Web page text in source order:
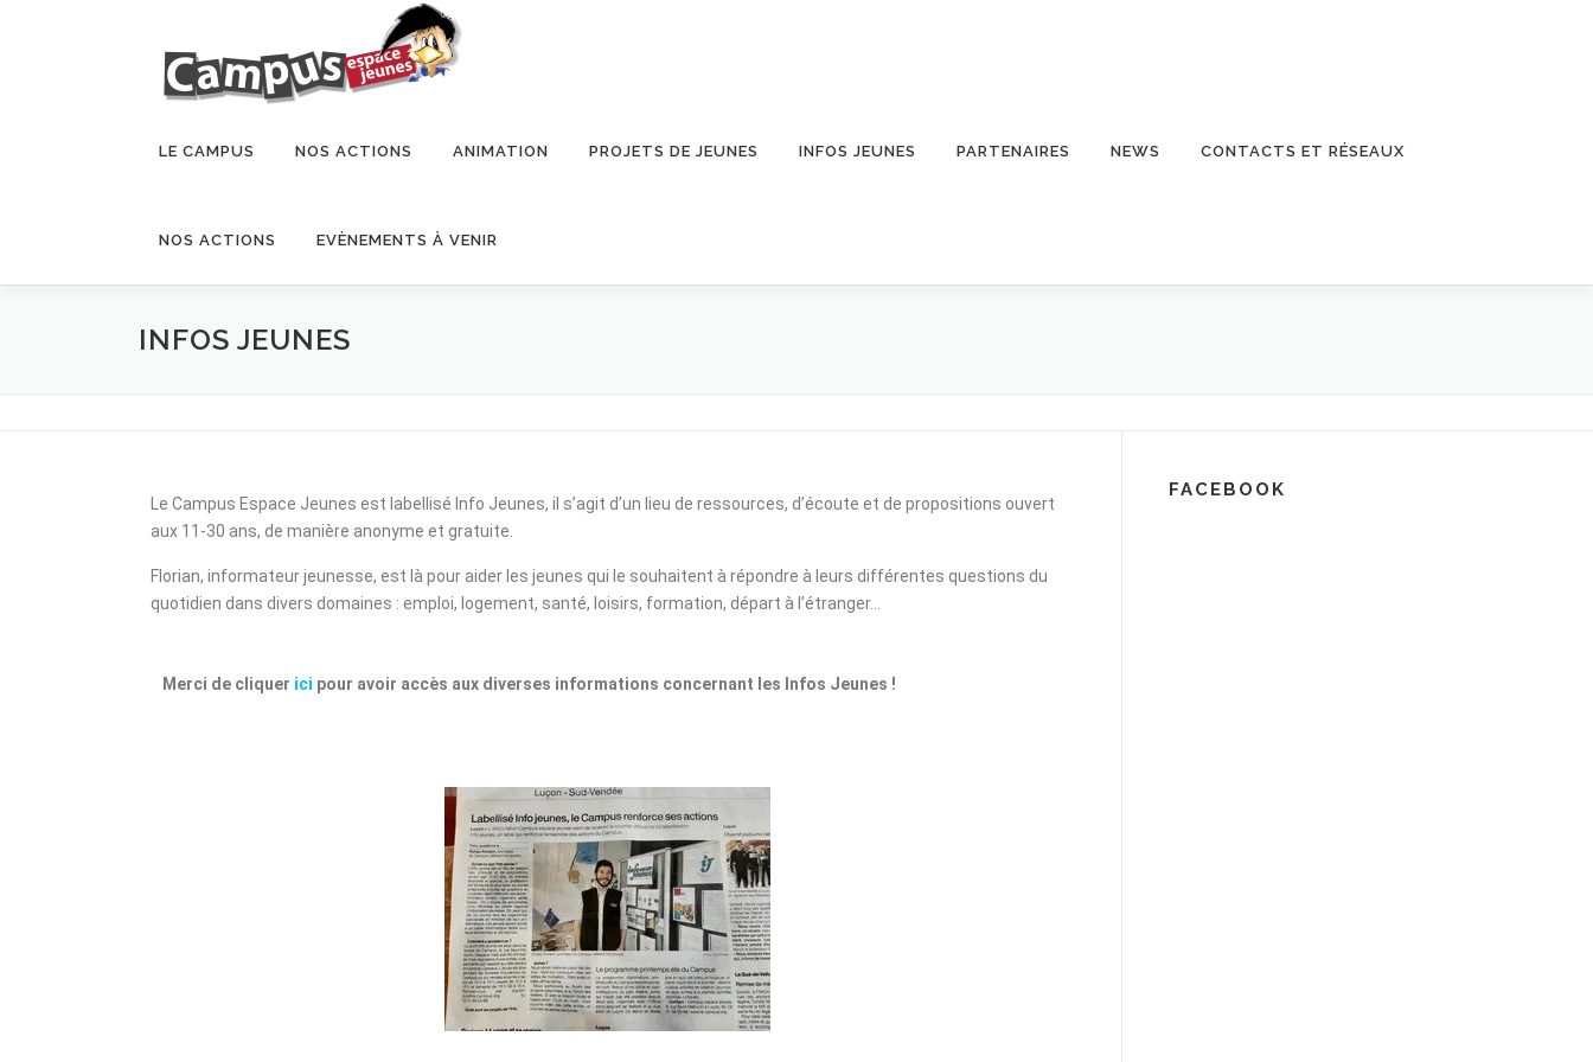
LE CAMPUS NOS ACTIONS ANIMATION PROJETS DE JEUNES INFOS JEUNES PARTENAIRES NEWS CONTACTS ET RÉSEAUX
NOS ACTIONS EVÈNEMENTS À VENIR
INFOS JEUNES
Le Campus Espace Jeunes est labellisé Info Jeunes, il s’agit d’un lieu de ressources, d’écoute et de propositions ouvert
aux 11-30 ans, de manière anonyme et gratuite.
Florian, informateur jeunesse, est là pour aider les jeunes qui le souhaitent à répondre à leurs différentes questions du
quotidien dans divers domaines : emploi, logement, santé, loisirs, formation, départ à l’étranger…
Merci de cliquer ici pour avoir accès aux diverses informations concernant les Infos Jeunes !
FACEBOOK